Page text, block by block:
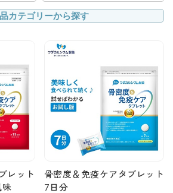
カテゴリーから探す
レット
骨密度＆免疫ケアタブレット
7日分